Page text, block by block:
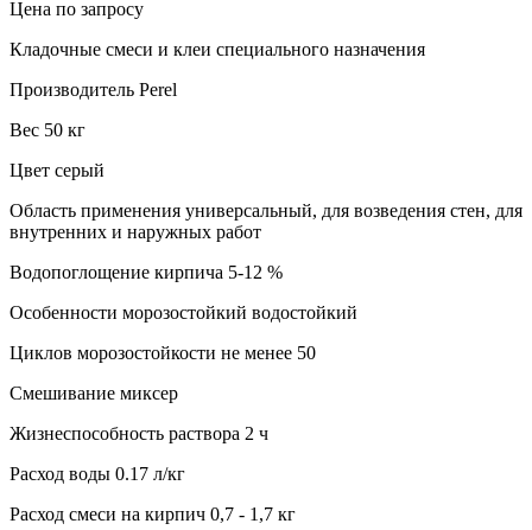
Цена по запросу
Кладочные смеси и клеи специального назначения
Производитель Perel
Вес 50 кг
Цвет серый
Область применения универсальный, для возведения стен, для
внутренних и наружных работ
Водопоглощение кирпича 5-12 %
Особенности морозостойкий водостойкий
Циклов морозостойкости не менее 50
Смешивание миксер
Жизнеспособность раствора 2 ч
Расход воды 0.17 л/кг
Расход смеси на кирпич 0,7 - 1,7 кг